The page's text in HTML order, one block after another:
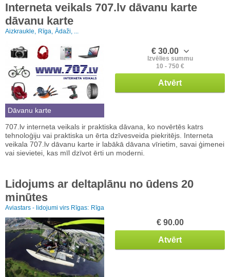
Interneta veikals 707.lv dāvanu karte
dāvanu karte
Aizkraukle, Rīga, Ādaži, ...
Dāvanu karte
€ 30.00
Izvēlies summu
10 - 750 €
Atvērt
707.lv interneta veikals ir praktiska dāvana, ko novērtēs katrs
tehnoloģiju vai praktiska un ērta dzīvesveida piekritējs. Interneta
veikala 707.lv dāvanu karte ir labākā dāvana vīrietim, savai ģimenei
vai sievietei, kas mīl dzīvot ērti un moderni.
Lidojums ar deltaplānu no ūdens 20
minūtes
Aviastars - lidojumi virs Rīgas: Rīga
€ 90.00
Atvērt